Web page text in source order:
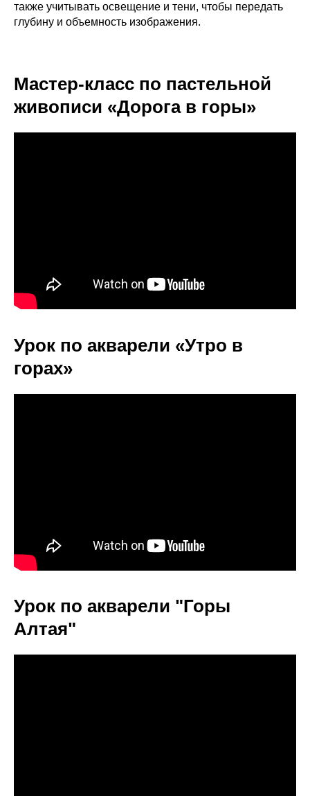
также учитывать освещение и тени, чтобы передать
глубину и объемность изображения.
Мастер-класс по пастельной
живописи «Дорога в горы»
Урок по акварели «Утро в
горах»
Урок по акварели "Горы
Алтая"